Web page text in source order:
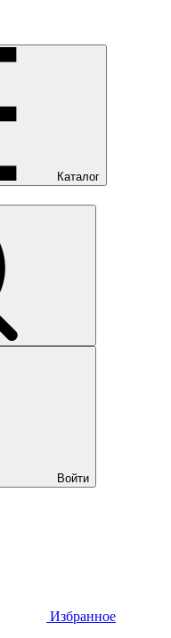
Каталог
Войти
Избранное